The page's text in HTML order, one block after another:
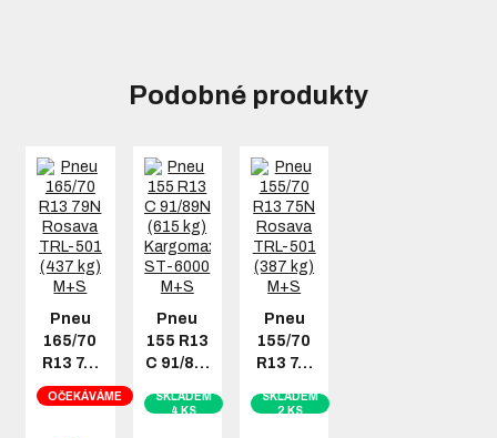
Podobné produkty
Pneu
165/70
R13 7…
OČEKÁVÁME
Pneu
155 R13
C 91/8…
SKLADEM
4 KS
Pneu
155/70
R13 7…
SKLADEM
2 KS